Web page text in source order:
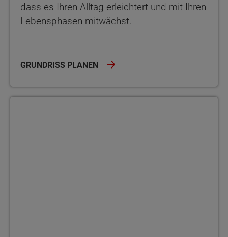
dass es Ihren Alltag erleichtert und mit Ihren
Lebensphasen mitwächst.
GRUNDRISS PLANEN